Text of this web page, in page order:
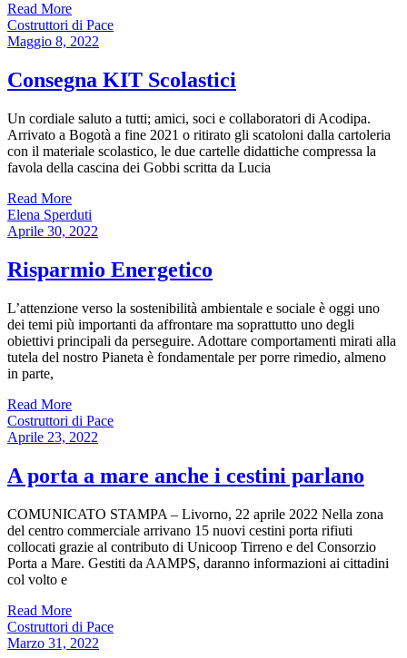
Read More
Costruttori di Pace
Maggio 8, 2022
Consegna KIT Scolastici
Un cordiale saluto a tutti; amici, soci e collaboratori di Acodipa.
Arrivato a Bogotà a fine 2021 o ritirato gli scatoloni dalla cartoleria
con il materiale scolastico, le due cartelle didattiche compressa la
favola della cascina dei Gobbi scritta da Lucia
Read More
Elena Sperduti
Aprile 30, 2022
Risparmio Energetico
L’attenzione verso la sostenibilità ambientale e sociale è oggi uno
dei temi più importanti da affrontare ma soprattutto uno degli
obiettivi principali da perseguire. Adottare comportamenti mirati alla
tutela del nostro Pianeta è fondamentale per porre rimedio, almeno
in parte,
Read More
Costruttori di Pace
Aprile 23, 2022
A porta a mare anche i cestini parlano
COMUNICATO STAMPA – Livorno, 22 aprile 2022 Nella zona
del centro commerciale arrivano 15 nuovi cestini porta rifiuti
collocati grazie al contributo di Unicoop Tirreno e del Consorzio
Porta a Mare. Gestiti da AAMPS, daranno informazioni ai cittadini
col volto e
Read More
Costruttori di Pace
Marzo 31, 2022